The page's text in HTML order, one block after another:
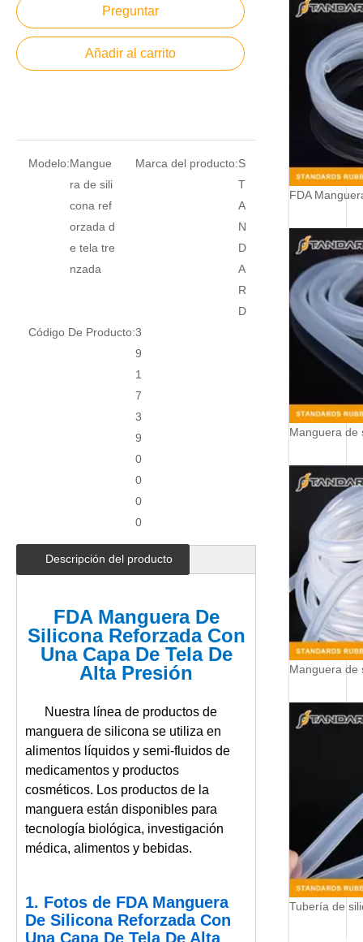
Preguntar
Añadir al carrito
Modelo:Mangue
ra de sili
cona ref
orzada d
e tela tre
nzada
Marca del producto:S
T
A
N
D
A
R
D
Código De Producto:3
9
1
7
3
9
0
0
0
0
Descripción del producto
FDA Manguera De
Silicona Reforzada Con
Una Capa De Tela De
Alta Presión
Nuestra línea de productos de
manguera de silicona se utiliza en
alimentos líquidos y semi-fluidos de
medicamentos y productos
cosméticos. Los productos de la
manguera están disponibles para
tecnología biológica, investigación
médica, alimentos y bebidas.
1. Fotos de FDA Manguera
De Silicona Reforzada Con
Una Capa De Tela De Alta